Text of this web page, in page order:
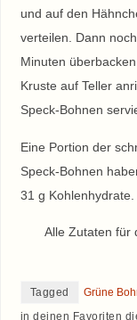
und auf den
verteilen. Dann
Minuten
Kruste auf Teller
Speck-Bohnen
Eine Portion der
Speck-Bohnen
31 g Kohlenhydrate.
Alle Zutaten für
Tagged Grüne
in deinen Favoriten